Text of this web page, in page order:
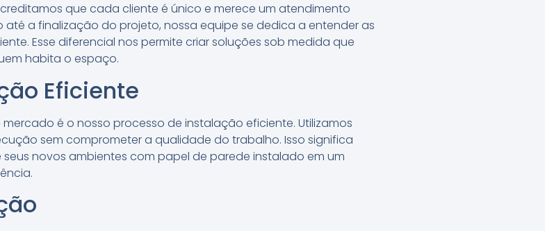
acreditamos que cada cliente é único e merece um atendimento
a finalização do projeto, nossa equipe se dedica a entender as
Esse diferencial nos permite criar soluções sob medida que
habita o espaço.
Eficiente
é o nosso processo de instalação eficiente. Utilizamos
sem comprometer a qualidade do trabalho. Isso significa
novos ambientes com papel de parede instalado em um